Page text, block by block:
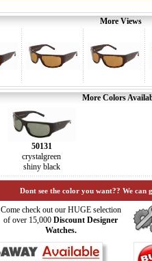
More Views
More Colors
50131
crystalgreen
shiny black
Dont see the color you want?? We can
Come check out our HUGE selection
of over 15,000 Discount Designer
Watches.